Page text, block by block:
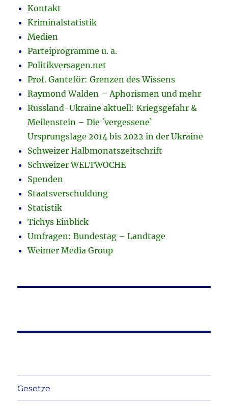
Kontakt
Kriminalstatistik
Medien
Parteiprogramme u. a.
Politikversagen.net
Prof. Ganteför: Grenzen des Wissens
Raymond Walden – Aphorismen und mehr
Russland-Ukraine aktuell: Kriegsgefahr &
Meilenstein – Die ´vergessene`
Ursprungslage 2014 bis 2022 in der Ukraine
Schweizer Halbmonatszeitschrift
Schweizer WELTWOCHE
Spenden
Staatsverschuldung
Statistik
Tichys Einblick
Umfragen: Bundestag – Landtage
Weimer Media Group
Gesetze